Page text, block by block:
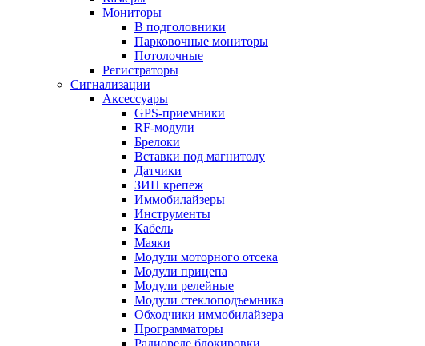
Мониторы
В подголовники
Парковочные мониторы
Потолочные
Регистраторы
Сигнализации
Аксессуары
GPS-приемники
RF-модули
Брелоки
Вставки под магнитолу
Датчики
ЗИП крепеж
Иммобилайзеры
Инструменты
Кабель
Маяки
Модули моторного отсека
Модули прицепа
Модули релейные
Модули стеклоподъемника
Обходчики иммобилайзера
Программаторы
Радиореле блокировки